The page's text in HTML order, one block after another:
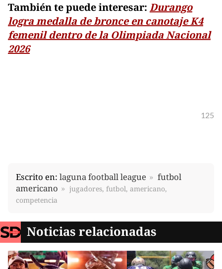
También te puede interesar: Durango
logra medalla de bronce en canotaje K4
femenil dentro de la Olimpiada Nacional
2026
125
Escrito en: laguna football league
futbol
americano
jugadores, futbol, americano,
competencia
Noticias relacionadas